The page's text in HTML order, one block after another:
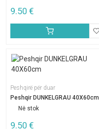
9.50 €
Peshqirë për duar
Peshqir DUNKELGRAU 40X60cm
Në stok
9.50 €